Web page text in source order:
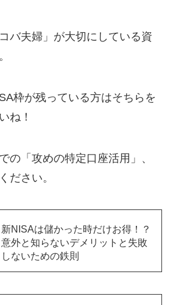
バ夫婦」が大切にしている資
枠が残っている方はそちらを
ね！
の「攻めの特定口座活用」、
ださい。
新NISAは儲かった時だけお得！？
意外と知らないデメリットと失敗
しないための鉄則